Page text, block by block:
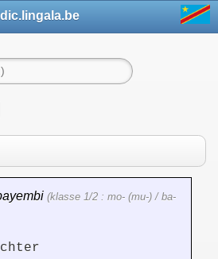
dic.lingala.be
(klasse 1/2 : mo- (mu-) / ba-